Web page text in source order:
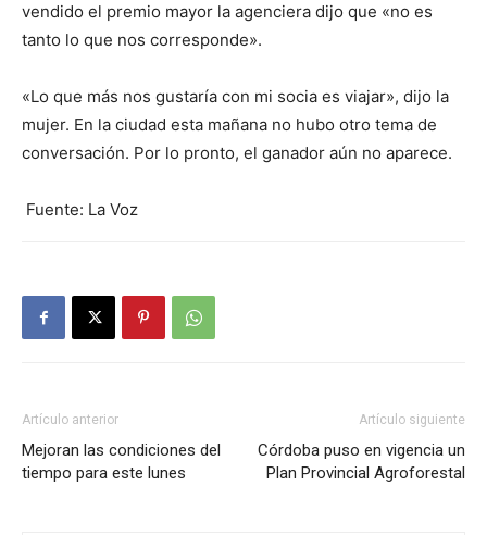
vendido el premio mayor la agenciera dijo que «no es
tanto lo que nos corresponde».
«Lo que más nos gustaría con mi socia es viajar», dijo la
mujer. En la ciudad esta mañana no hubo otro tema de
conversación. Por lo pronto, el ganador aún no aparece.
Fuente: La Voz
Artículo anterior
Mejoran las condiciones del
tiempo para este lunes
Artículo siguiente
Córdoba puso en vigencia un
Plan Provincial Agroforestal